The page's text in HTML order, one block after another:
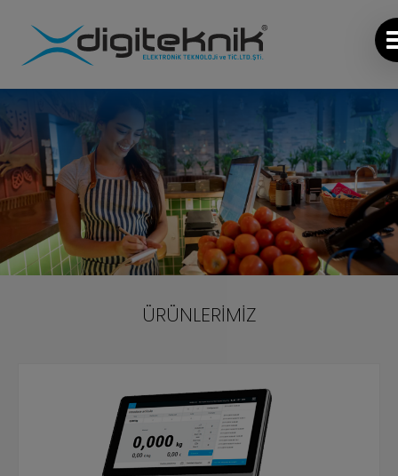
ÜRÜNLERİMİZ